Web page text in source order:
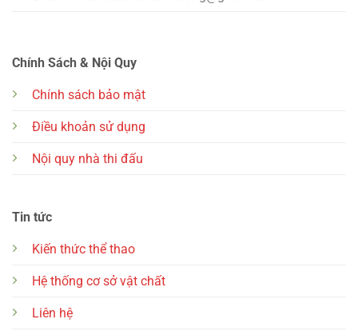
Chính Sách & Nội Quy
Chính sách bảo mật
Điều khoản sử dụng
Nội quy nhà thi đấu
Tin tức
Kiến thức thể thao
Hệ thống cơ sở vật chất
Liên hệ